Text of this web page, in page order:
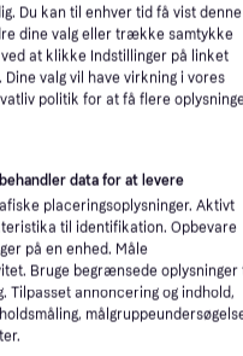
produkter, der matcher
Du kan til enhver tid få vist denne
dine valg eller trække samtykke
at klikke Indstillinger på linket
valg vil have virkning i vores
politik for at få flere
data for at levere
placeringsoplysninger. Aktivt
til identifikation. Opbevare
på en enhed. Måle
Bruge begrænsede oplysninger
Tilpasset annoncering og indhold,